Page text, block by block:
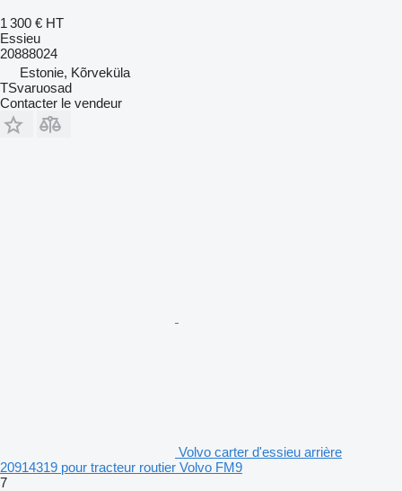
1 300 € HT
Essieu
20888024
Estonie, Kõrveküla
TSvaruosad
Contacter le vendeur
Volvo carter d'essieu arrière
20914319 pour tracteur routier Volvo FM9
7